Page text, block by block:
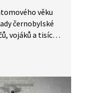
věku
černobylské
vojáků a tisíců